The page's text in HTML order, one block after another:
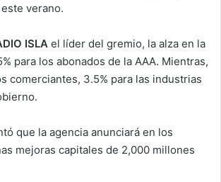
verano.
ISLA el líder del gremio, la alza en la
para los abonados de la AAA. Mientras,
comerciantes, 3.5% para las industrias
que la agencia anunciará en los
mejoras capitales de 2,000 millones